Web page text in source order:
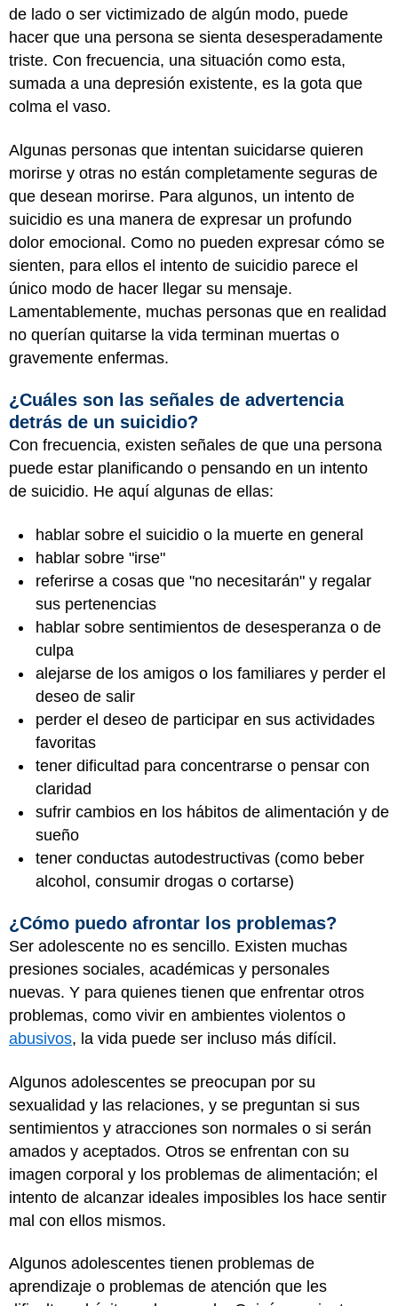
de lado o ser victimizado de algún modo, puede
hacer que una persona se sienta desesperadamente
triste. Con frecuencia, una situación como esta,
sumada a una depresión existente, es la gota que
colma el vaso.
Algunas personas que intentan suicidarse quieren
morirse y otras no están completamente seguras de
que desean morirse. Para algunos, un intento de
suicidio es una manera de expresar un profundo
dolor emocional. Como no pueden expresar cómo se
sienten, para ellos el intento de suicidio parece el
único modo de hacer llegar su mensaje.
Lamentablemente, muchas personas que en realidad
no querían quitarse la vida terminan muertas o
gravemente enfermas.
¿Cuáles son las señales de advertencia
detrás de un suicidio?
Con frecuencia, existen señales de que una persona
puede estar planificando o pensando en un intento
de suicidio. He aquí algunas de ellas:
hablar sobre el suicidio o la muerte en general
hablar sobre "irse"
referirse a cosas que "no necesitarán" y regalar
sus pertenencias
hablar sobre sentimientos de desesperanza o de
culpa
alejarse de los amigos o los familiares y perder el
deseo de salir
perder el deseo de participar en sus actividades
favoritas
tener dificultad para concentrarse o pensar con
claridad
sufrir cambios en los hábitos de alimentación y de
sueño
tener conductas autodestructivas (como beber
alcohol, consumir drogas o cortarse)
¿Cómo puedo afrontar los problemas?
Ser adolescente no es sencillo. Existen muchas
presiones sociales, académicas y personales
nuevas. Y para quienes tienen que enfrentar otros
problemas, como vivir en ambientes violentos o
abusivos, la vida puede ser incluso más difícil.
Algunos adolescentes se preocupan por su
sexualidad y las relaciones, y se preguntan si sus
sentimientos y atracciones son normales o si serán
amados y aceptados. Otros se enfrentan con su
imagen corporal y los problemas de alimentación; el
intento de alcanzar ideales imposibles los hace sentir
mal con ellos mismos.
Algunos adolescentes tienen problemas de
aprendizaje o problemas de atención que les